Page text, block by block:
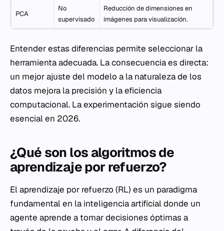
PCA
No
supervisado
Reducción de dimensiones en
imágenes para visualización.
Entender estas diferencias permite seleccionar la
herramienta adecuada. La consecuencia es directa:
un mejor ajuste del modelo a la naturaleza de los
datos mejora la precisión y la eficiencia
computacional. La experimentación sigue siendo
esencial en 2026.
¿Qué son los algoritmos de
aprendizaje por refuerzo?
El aprendizaje por refuerzo (RL) es un paradigma
fundamental en la inteligencia artificial donde un
agente aprende a tomar decisiones óptimas a